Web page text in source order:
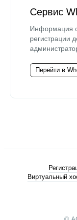
Сервис
Информация
регистрации
Перейти в
Виртуальный